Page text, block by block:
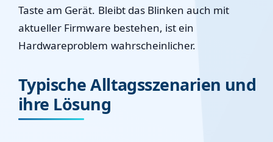
Taste am Gerät. Bleibt das Blinken auch mit
aktueller Firmware bestehen, ist ein
Hardwareproblem wahrscheinlicher.
Typische Alltagsszenarien und
ihre Lösung